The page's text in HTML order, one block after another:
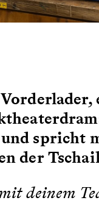
spricht
der
deinem